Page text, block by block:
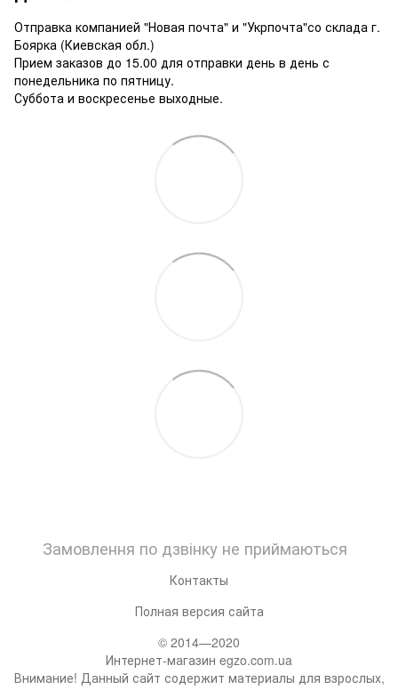
Отправка компанией "Новая почта" и "Укрпочта"со склада г.
Боярка (Киевская обл.)
Прием заказов до 15.00 для отправки день в день с
понедельника по пятницу.
Суббота и воскресенье выходные.
Замовлення по дзвінку не приймаються
Контакты
Полная версия сайта
© 2014—2020
Интернет-магазин egzo.com.ua
Внимание! Данный сайт содержит материалы для взрослых,